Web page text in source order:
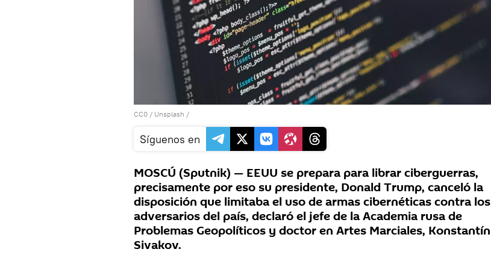
CC0 / Unsplash /
Síguenos en
MOSCÚ (Sputnik) — EEUU se prepara para librar ciberguerras,
precisamente por eso su presidente, Donald Trump, canceló la
disposición que limitaba el uso de armas cibernéticas contra los
adversarios del país, declaró el jefe de la Academia rusa de
Problemas Geopolíticos y doctor en Artes Marciales, Konstantín
Sivakov.